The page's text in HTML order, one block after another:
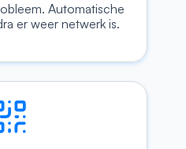
Automatische
er weer netwerk is.